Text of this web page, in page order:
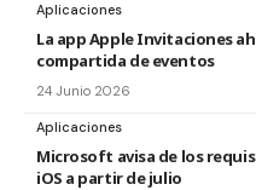
Aplicaciones
La app Apple Invitaciones
compartida de eventos
24 Junio 2026
Aplicaciones
Microsoft avisa de los
iOS a partir de julio